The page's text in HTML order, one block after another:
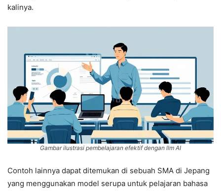
kalinya.
Gambar ilustrasi pembelajaran efektif dengan llm AI
Contoh lainnya dapat ditemukan di sebuah SMA di Jepang
yang menggunakan model serupa untuk pelajaran bahasa